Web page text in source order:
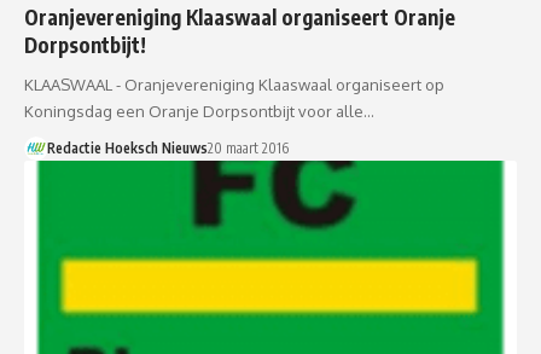
Oranjevereniging Klaaswaal organiseert Oranje
Dorpsontbijt!
KLAASWAAL - Oranjevereniging Klaaswaal organiseert op
Koningsdag een Oranje Dorpsontbijt voor alle…
Redactie Hoeksch Nieuws20 maart 2016